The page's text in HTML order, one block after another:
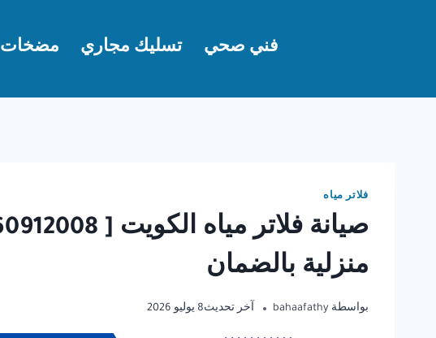
فني صحي تسليك مجاري مضخات
فلاتر مياه
منزلية بالضمان
بواسطة bahaafathy آخر تحديث8 يوليو 2026